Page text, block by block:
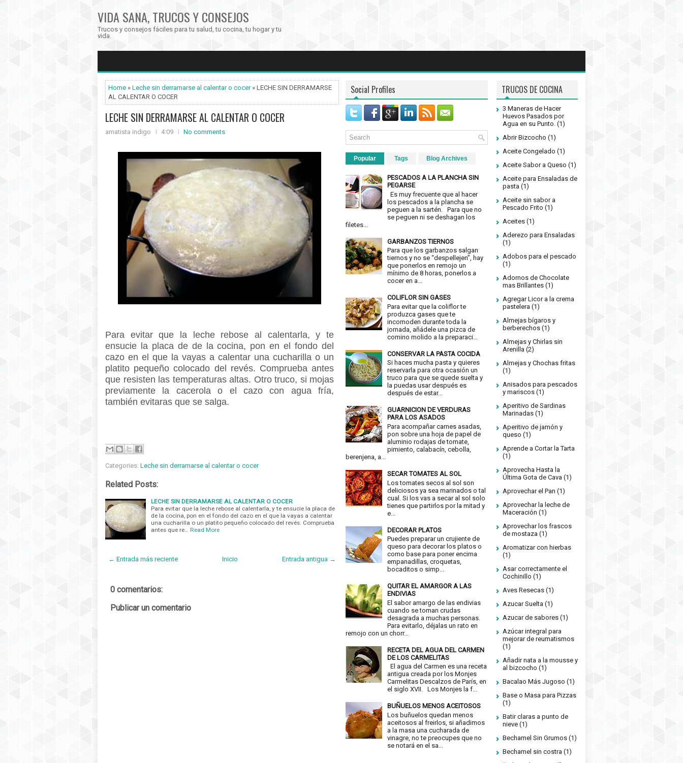
VIDA SANA, TRUCOS Y CONSEJOS
Trucos y consejos fáciles para tu salud, tu cocina, tu hogar y tu
vida.
Home » Leche sin derramarse al calentar o cocer» LECHE SIN DERRAMARSE
AL CALENTAR O COCER
LECHE SIN DERRAMARSE AL CALENTAR O COCER
amatista indigo 4:09 No comments
Para evitar que la leche rebose al calentarla, y te
ensucie la placa de de la cocina, pon en el fondo del
cazo en el que la vayas a calentar una cucharilla o un
platito pequeño colocado del revés. Comprueba antes
que resisten las temperaturas altas. Otro truco, si mojas
previamente la cacerola o el cazo con agua fría,
también evitaras que se salga.
Categories: Leche sin derramarse al calentar o cocer
Related Posts:
LECHE SIN DERRAMARSE AL CALENTAR O COCER
Para evitar que la leche rebose al calentarla, y te ensucie la placa de
de la cocina, pon en el fondo del cazo en el que la vayas a calentar
una cucharilla o un platito pequeño colocado del revés. Comprueba
antes que re…
Read More
← Entrada más reciente Entrada antigua →
Inicio
0 comentarios:
Publicar un comentario
Social Profiles
Popular Tags Blog Archives
PESCADOS A LA PLANCHA SIN
PEGARSE
Es muy frecuente que al hacer
los pescados a la plancha se
peguen a la sartén. Para que no
se peguen ni se deshagan los
filetes...
GARBANZOS TIERNOS
Para que los garbanzos salgan
tiernos y no se “despellejen”, hay
que ponerlos en remojo un
mínimo de 8 horas, ponerlos a
cocer en a...
COLIFLOR SIN GASES
Para evitar que la coliflor te
produzca gases que te
incomoden durante toda la
jornada, añádele una pizca de
comino molido a la preparaci...
CONSERVAR LA PASTA COCIDA
Si haces mucha pasta y quieres
reservarla para otra ocasión un
truco para que se quede suelta y
la puedas usar después es
después de estar...
GUARNICION DE VERDURAS
PARA LOS ASADOS
Para acompañar carnes asadas,
pon sobre una hoja de papel de
aluminio rodajas de tomate,
pimiento, calabacín, cebolla,
berenjena, a...
SECAR TOMATES AL SOL
Los tomates secos al sol son
deliciosos ya sea marinados o tal
cual. Si los vas a secar al sol solo
tienes que partirlos por la mitad y
e...
DECORAR PLATOS
Puedes preparar un crujiente de
queso para decorar los platos o
como base para poner encima
empanadillas, croquetas,
bocaditos o simp...
QUITAR EL AMARGOR A LAS
ENDIVIAS
El sabor amargo de las endivias
cuando se toman crudas
desagrada a muchas personas.
Para evitarlo, déjalas un rato en
remojo con un chorr...
RECETA DEL AGUA DEL CARMEN
DE LOS CARMELITAS
El agua del Carmen es una receta
antigua creada por los Monjes
Carmelitas Descalzos de París, en
el siglo XVII. Los Monjes la f...
BUÑUELOS MENOS ACEITOSOS
Los buñuelos quedan menos
aceitosos al freirlos, si añadimos
a la masa una cucharada de
vinagre, no te preocupes que no
se notará en el sa...
TRUCOS DE COCINA
3 Maneras de Hacer
Huevos Pasados por
Agua en su Punto. (1)
Abrir Bizcocho (1)
Aceite Congelado (1)
Aceite Sabor a Queso (1)
Aceite para Ensaladas de
pasta (1)
Aceite sin sabor a
Pescado Frito (1)
Aceites (1)
Aderezo para Ensaladas
(1)
Adobos para el pescado
(1)
Adornos de Chocolate
mas Brillantes (1)
Agregar Licor a la crema
pastelera (1)
Almejas bígaros y
berberechos (1)
Almejas y Chirlas sin
Arenilla (2)
Almejas y Chochas fritas
(1)
Anisados para pescados
y mariscos (1)
Aperitivo de Sardinas
Marinadas (1)
Aperitivo de jamón y
queso (1)
Aprende a Cortar la Tarta
(1)
Aprovecha Hasta la
Última Gota de Cava (1)
Aprovechar el Pan (1)
Aprovechar la leche de
Maceración (1)
Aprovechar los frascos
de mostaza (1)
Aromatizar con hierbas
(1)
Asar correctamente el
Cochinillo (1)
Aves Resecas (1)
Azucar Suelta (1)
Azucar de sabores (1)
Azúcar integral para
mejorar de reumatismos
(1)
Añadir nata a la mousse y
al bizcocho (1)
Bacalao Más Jugoso (1)
Base o Masa para Pizzas
(1)
Batir claras a punto de
nieve (1)
Bechamel Sin Grumos (1)
Bechamel sin costra (1)